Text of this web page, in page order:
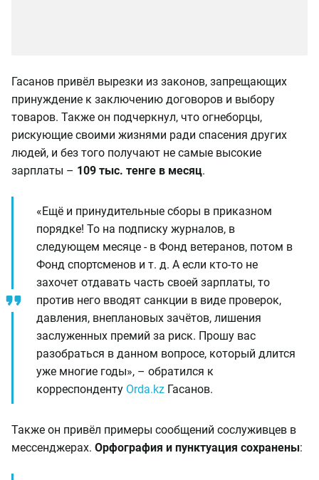
Гасанов привёл вырезки из законов, запрещающих
принуждение к заключению договоров и выбору
товаров. Также он подчеркнул, что огнеборцы,
рискующие своими жизнями ради спасения других
людей, и без того получают не самые высокие
зарплаты – 109 тыс. тенге в месяц.
«Ещё и принудительные сборы в приказном
порядке! То на подписку журналов, в
следующем месяце - в Фонд ветеранов, потом в
Фонд спортсменов и т. д. А если кто-то не
захочет отдавать часть своей зарплаты, то
против него вводят санкции в виде проверок,
давления, внеплановых зачётов, лишения
заслуженных премий за риск. Прошу вас
разобраться в данном вопросе, который длится
уже многие годы», – обратился к
корреспонденту Orda.kz Гасанов.
Также он привёл примеры сообщений сослуживцев в
мессенджерах. Орфография и пунктуация сохранены: